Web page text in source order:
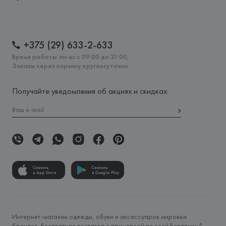
+375 (29) 633-2-633
Время работы: пн-вс с 09:00 до 21:00,
Заказы через корзину круглосуточно
Получайте уведомления об акциях и скидках:
Скачать
в App Store
Скачать
в Google Play
Интернет-магазин одежды, обуви и аксессуаров мировых